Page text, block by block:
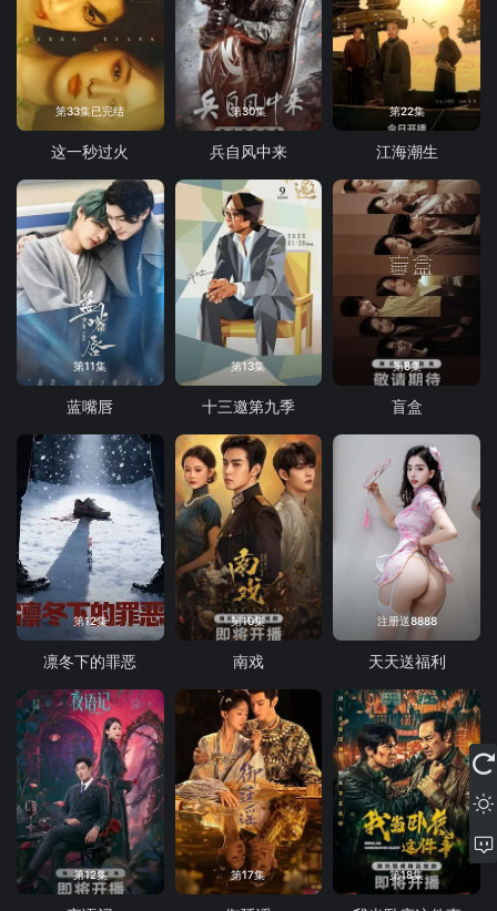
第33集已完结
这一秒过火
第30集
兵自风中来
第22集
江海潮生
第11集
蓝嘴唇
第13集
十三邀第九季
第8集
盲盒
第12集
凛冬下的罪恶
第10集
南戏
注册送8888
天天送福利
第12集 第17集 第18集